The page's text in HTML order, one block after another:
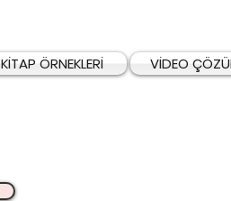
KİTAP ÖRNEKLERİ VİDEO